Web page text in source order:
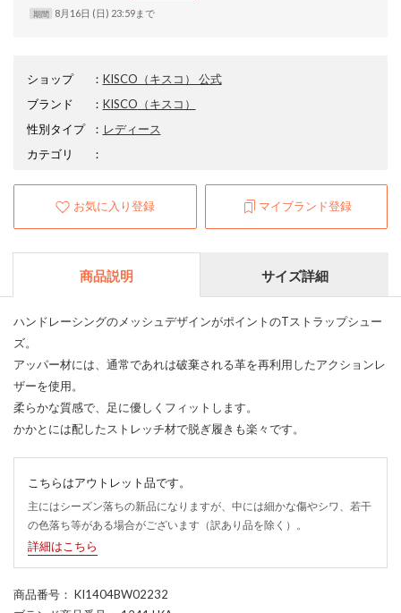
期間 8月16日 (日) 23:59まで
ショップ ： KISCO（キスコ） 公式
ブランド
： KISCO （キスコ）
性別タイプ
： レディース
カテゴリ
：
お気に入り登録 マイブランド登録
商品説明 サイズ詳細
ハンドレーシングのメッシュデザインがポイントのTストラップシュー
ズ。
アッパー材には、通常であれは破棄される革を再利用したアクションレ
ザーを使用。
柔らかな質感で、足に優しくフィットします。
かかとには配したストレッチ材で脱ぎ履きも楽々です。
こちらはアウトレット品です。
主にはシーズン落ちの新品になりますが、中には細かな傷やシワ、若干
の色落ち等がある場合がございます（訳あり品を除く）。
詳細はこちら
商品番号 ： KI1404BW02232